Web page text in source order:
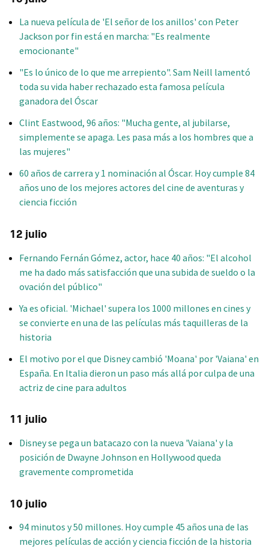
La nueva película de 'El señor de los anillos' con Peter
Jackson por fin está en marcha: "Es realmente
emocionante"
"Es lo único de lo que me arrepiento". Sam Neill lamentó
toda su vida haber rechazado esta famosa película
ganadora del Óscar
Clint Eastwood, 96 años: "Mucha gente, al jubilarse,
simplemente se apaga. Les pasa más a los hombres que a
las mujeres"
60 años de carrera y 1 nominación al Óscar. Hoy cumple 84
años uno de los mejores actores del cine de aventuras y
ciencia ficción
12 julio
Fernando Fernán Gómez, actor, hace 40 años: "El alcohol
me ha dado más satisfacción que una subida de sueldo o la
ovación del público"
Ya es oficial. 'Michael' supera los 1000 millones en cines y
se convierte en una de las películas más taquilleras de la
historia
El motivo por el que Disney cambió 'Moana' por 'Vaiana' en
España. En Italia dieron un paso más allá por culpa de una
actriz de cine para adultos
11 julio
Disney se pega un batacazo con la nueva 'Vaiana' y la
posición de Dwayne Johnson en Hollywood queda
gravemente comprometida
10 julio
94 minutos y 50 millones. Hoy cumple 45 años una de las
mejores películas de acción y ciencia ficción de la historia